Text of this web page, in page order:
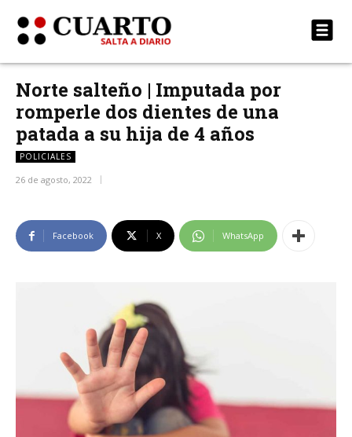
Norte salteño | Imputada por
romperle dos dientes de una
patada a su hija de 4 años
POLICIALES
26 de agosto, 2022
Facebook X WhatsApp